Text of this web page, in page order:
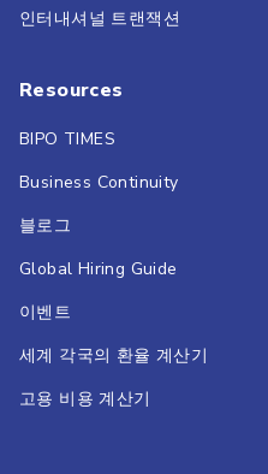
인터내셔널 트랜잭션
Resources
BIPO TIMES
Business Continuity
블로그
Global Hiring Guide
이벤트
세계 각국의 환율 계산기
고용 비용 계산기